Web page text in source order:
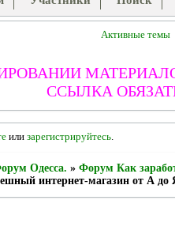
Активные темы
ССЫЛКА
или зарегистрируйтесь.
Одесса. » Форум Как
интернет-магазин от А до